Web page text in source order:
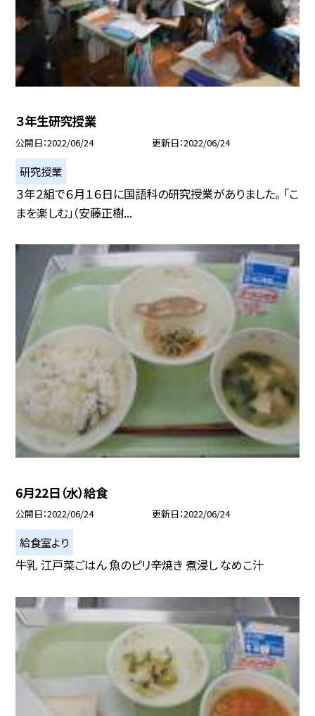
３年生研究授業
公開日 2022/06/24 更新日 2022/06/24
研究授業
３年２組で６月１６日に国語科の研究授業がありました。 「こ
まを楽しむ」（安藤正樹...
6月22日（水）給食
公開日 2022/06/24 更新日 2022/06/24
給食室より
牛乳 江戸菜ごはん 魚のピリ辛焼き 煮浸し なめこ汁